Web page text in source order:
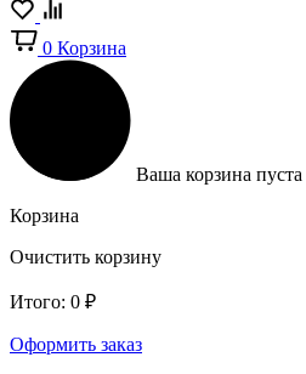
0 Корзина
Ваша корзина пуста
Корзина
Очистить корзину
Итого: 0 ₽
Оформить заказ